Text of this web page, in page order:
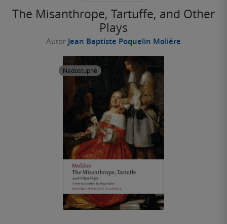
The Misanthrope, Tartuffe, and Other
Plays
Autor Jean Baptiste Poquelin Moliére
Nedostupné